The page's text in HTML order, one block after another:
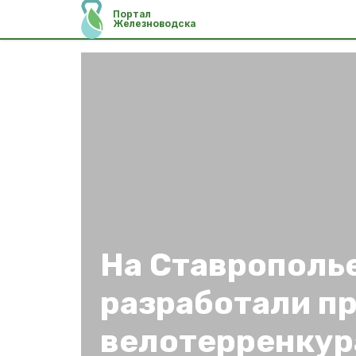
Портал
Железноводска
На
разработали